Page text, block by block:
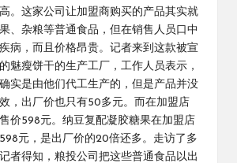
。这家公司让加盟商购买的产品其实就
、杂粮等普通食品，但在销售人员口中
病，而且价格昂贵。记者来到这款被宣
魅瘦饼干的生产工厂，工作人员表示，
实是由他们代工生产的，但是产品并没
，出厂价也只有50多元。而在加盟店
价598元。纳豆复配凝胶糖果在加盟店
元，是出厂价的20倍还多。走访了多
者得知，粮投公司把这些普通食品以出